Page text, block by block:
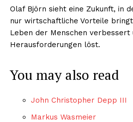
Olaf Björn sieht eine Zukunft, in
nur wirtschaftliche Vorteile
Leben der Menschen verbessert
Herausforderungen löst.
You may also read
John Christopher Depp III
Markus Wasmeier